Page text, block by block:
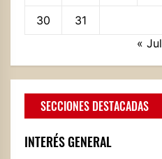
30
31
« Jul
SECCIONES DESTACADAS
INTERÉS GENERAL